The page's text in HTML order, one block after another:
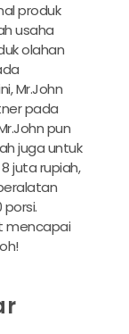
produk
usaha
olahan
Mr.John
pada
pun
juga untuk
juta rupiah,
mencapai